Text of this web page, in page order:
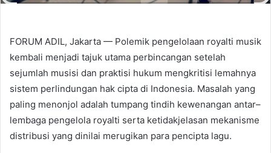
FORUM ADIL, Jakarta — Polemik pengelolaan royalti musik
kembali menjadi tajuk utama perbincangan setelah
sejumlah musisi dan praktisi hukum mengkritisi lemahnya
sistem perlindungan hak cipta di Indonesia. Masalah yang
paling menonjol adalah tumpang tindih kewenangan antar–
lembaga pengelola royalti serta ketidakjelasan mekanisme
distribusi yang dinilai merugikan para pencipta lagu.